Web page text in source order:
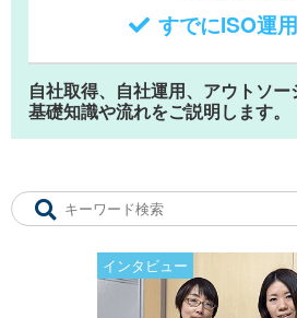
すでにISO運
自社取得、自社運用、アウトソ
基礎知識や流れをご説明します。
インタビュー